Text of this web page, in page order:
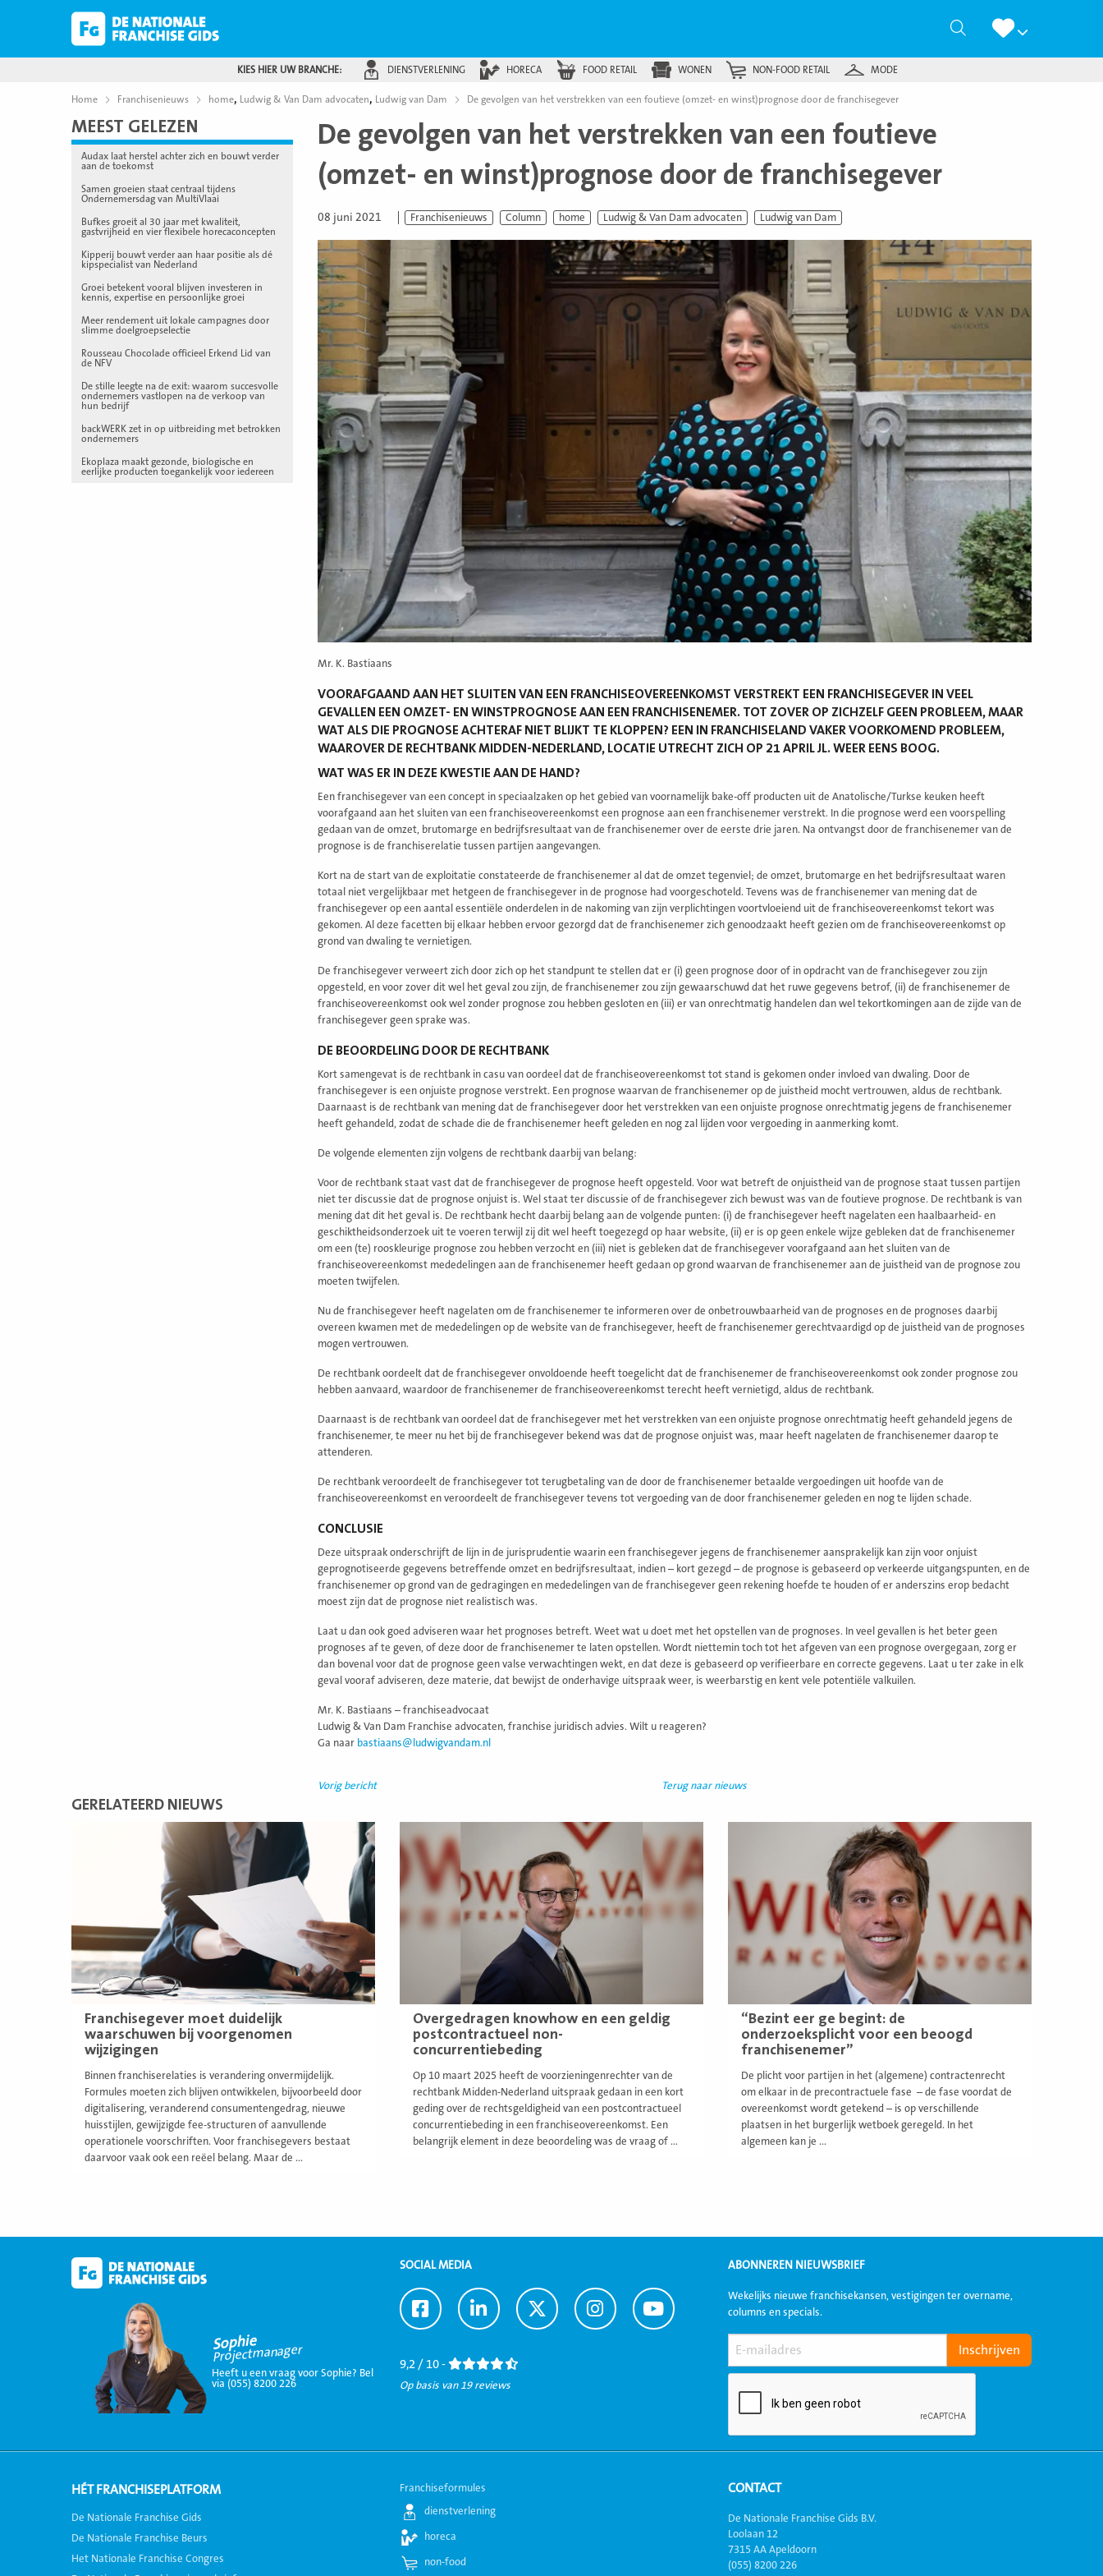
Zoeken
KIES HIER UW BRANCHE: DIENSTVERLENING HORECA FOOD RETAIL WONEN NON-FOOD RETAIL MODE
Home Franchisenieuws home, Ludwig & Van Dam advocaten, Ludwig van Dam De gevolgen van het verstrekken van een foutieve (omzet- en winst)prognose door de franchisegever
MEEST GELEZEN
Audax laat herstel achter zich en bouwt verder
aan de toekomst
Samen groeien staat centraal tijdens
Ondernemersdag van MultiVlaai
Bufkes groeit al 30 jaar met kwaliteit,
gastvrijheid en vier flexibele horecaconcepten
Kipperij bouwt verder aan haar positie als dé
kipspecialist van Nederland
Groei betekent vooral blijven investeren in
kennis, expertise en persoonlijke groei
Meer rendement uit lokale campagnes door
slimme doelgroepselectie
Rousseau Chocolade officieel Erkend Lid van
de NFV
De stille leegte na de exit: waarom succesvolle
ondernemers vastlopen na de verkoop van
hun bedrijf
backWERK zet in op uitbreiding met betrokken
ondernemers
Ekoplaza maakt gezonde, biologische en
eerlijke producten toegankelijk voor iedereen
De gevolgen van het verstrekken van een foutieve
(omzet- en winst)prognose door de franchisegever
08 juni 2021 Franchisenieuws Column home Ludwig & Van Dam advocaten Ludwig van Dam
Mr. K. Bastiaans
VOORAFGAAND AAN HET SLUITEN VAN EEN FRANCHISEOVEREENKOMST VERSTREKT EEN FRANCHISEGEVER IN VEEL
GEVALLEN EEN OMZET- EN WINSTPROGNOSE AAN EEN FRANCHISENEMER. TOT ZOVER OP ZICHZELF GEEN PROBLEEM, MAAR
WAT ALS DIE PROGNOSE ACHTERAF NIET BLIJKT TE KLOPPEN? EEN IN FRANCHISELAND VAKER VOORKOMEND PROBLEEM,
WAAROVER DE RECHTBANK MIDDEN-NEDERLAND, LOCATIE UTRECHT ZICH OP 21 APRIL JL. WEER EENS BOOG.
WAT WAS ER IN DEZE KWESTIE AAN DE HAND?
Een franchisegever van een concept in speciaalzaken op het gebied van voornamelijk bake-off producten uit de Anatolische/Turkse keuken heeft
voorafgaand aan het sluiten van een franchiseovereenkomst een prognose aan een franchisenemer verstrekt. In die prognose werd een voorspelling
gedaan van de omzet, brutomarge en bedrijfsresultaat van de franchisenemer over de eerste drie jaren. Na ontvangst door de franchisenemer van de
prognose is de franchiserelatie tussen partijen aangevangen.
Kort na de start van de exploitatie constateerde de franchisenemer al dat de omzet tegenviel; de omzet, brutomarge en het bedrijfsresultaat waren
totaal niet vergelijkbaar met hetgeen de franchisegever in de prognose had voorgeschoteld. Tevens was de franchisenemer van mening dat de
franchisegever op een aantal essentiële onderdelen in de nakoming van zijn verplichtingen voortvloeiend uit de franchiseovereenkomst tekort was
gekomen. Al deze facetten bij elkaar hebben ervoor gezorgd dat de franchisenemer zich genoodzaakt heeft gezien om de franchiseovereenkomst op
grond van dwaling te vernietigen.
De franchisegever verweert zich door zich op het standpunt te stellen dat er (i) geen prognose door of in opdracht van de franchisegever zou zijn
opgesteld, en voor zover dit wel het geval zou zijn, de franchisenemer zou zijn gewaarschuwd dat het ruwe gegevens betrof, (ii) de franchisenemer de
franchiseovereenkomst ook wel zonder prognose zou hebben gesloten en (iii) er van onrechtmatig handelen dan wel tekortkomingen aan de zijde van de
franchisegever geen sprake was.
DE BEOORDELING DOOR DE RECHTBANK
Kort samengevat is de rechtbank in casu van oordeel dat de franchiseovereenkomst tot stand is gekomen onder invloed van dwaling. Door de
franchisegever is een onjuiste prognose verstrekt. Een prognose waarvan de franchisenemer op de juistheid mocht vertrouwen, aldus de rechtbank.
Daarnaast is de rechtbank van mening dat de franchisegever door het verstrekken van een onjuiste prognose onrechtmatig jegens de franchisenemer
heeft gehandeld, zodat de schade die de franchisenemer heeft geleden en nog zal lijden voor vergoeding in aanmerking komt.
De volgende elementen zijn volgens de rechtbank daarbij van belang:
Voor de rechtbank staat vast dat de franchisegever de prognose heeft opgesteld. Voor wat betreft de onjuistheid van de prognose staat tussen partijen
niet ter discussie dat de prognose onjuist is. Wel staat ter discussie of de franchisegever zich bewust was van de foutieve prognose. De rechtbank is van
mening dat dit het geval is. De rechtbank hecht daarbij belang aan de volgende punten: (i) de franchisegever heeft nagelaten een haalbaarheid- en
geschiktheidsonderzoek uit te voeren terwijl zij dit wel heeft toegezegd op haar website, (ii) er is op geen enkele wijze gebleken dat de franchisenemer
om een (te) rooskleurige prognose zou hebben verzocht en (iii) niet is gebleken dat de franchisegever voorafgaand aan het sluiten van de
franchiseovereenkomst mededelingen aan de franchisenemer heeft gedaan op grond waarvan de franchisenemer aan de juistheid van de prognose zou
moeten twijfelen.
Nu de franchisegever heeft nagelaten om de franchisenemer te informeren over de onbetrouwbaarheid van de prognoses en de prognoses daarbij
overeen kwamen met de mededelingen op de website van de franchisegever, heeft de franchisenemer gerechtvaardigd op de juistheid van de prognoses
mogen vertrouwen.
De rechtbank oordeelt dat de franchisegever onvoldoende heeft toegelicht dat de franchisenemer de franchiseovereenkomst ook zonder prognose zou
hebben aanvaard, waardoor de franchisenemer de franchiseovereenkomst terecht heeft vernietigd, aldus de rechtbank.
Daarnaast is de rechtbank van oordeel dat de franchisegever met het verstrekken van een onjuiste prognose onrechtmatig heeft gehandeld jegens de
franchisenemer, te meer nu het bij de franchisegever bekend was dat de prognose onjuist was, maar heeft nagelaten de franchisenemer daarop te
attenderen.
De rechtbank veroordeelt de franchisegever tot terugbetaling van de door de franchisenemer betaalde vergoedingen uit hoofde van de
franchiseovereenkomst en veroordeelt de franchisegever tevens tot vergoeding van de door franchisenemer geleden en nog te lijden schade.
CONCLUSIE
Deze uitspraak onderschrijft de lijn in de jurisprudentie waarin een franchisegever jegens de franchisenemer aansprakelijk kan zijn voor onjuist
geprognotiseerde gegevens betreffende omzet en bedrijfsresultaat, indien – kort gezegd – de prognose is gebaseerd op verkeerde uitgangspunten, en de
franchisenemer op grond van de gedragingen en mededelingen van de franchisegever geen rekening hoefde te houden of er anderszins erop bedacht
moest zijn dat de prognose niet realistisch was.
Laat u dan ook goed adviseren waar het prognoses betreft. Weet wat u doet met het opstellen van de prognoses. In veel gevallen is het beter geen
prognoses af te geven, of deze door de franchisenemer te laten opstellen. Wordt niettemin toch tot het afgeven van een prognose overgegaan, zorg er
dan bovenal voor dat de prognose geen valse verwachtingen wekt, en dat deze is gebaseerd op verifieerbare en correcte gegevens. Laat u ter zake in elk
geval vooraf adviseren, deze materie, dat bewijst de onderhavige uitspraak weer, is weerbarstig en kent vele potentiële valkuilen.
Mr. K. Bastiaans – franchiseadvocaat
Ludwig & Van Dam Franchise advocaten, franchise juridisch advies. Wilt u reageren?
Ga naar bastiaans@ludwigvandam.nl
Vorig bericht Terug naar nieuws
GERELATEERD NIEUWS
Franchisegever moet duidelijk
waarschuwen bij voorgenomen
wijzigingen
Binnen franchiserelaties is verandering onvermijdelijk.
Formules moeten zich blijven ontwikkelen, bijvoorbeeld door
digitalisering, veranderend consumentengedrag, nieuwe
huisstijlen, gewijzigde fee-structuren of aanvullende
operationele voorschriften. Voor franchisegevers bestaat
daarvoor vaak ook een reëel belang. Maar de ...
Overgedragen knowhow en een geldig
postcontractueel non-
concurrentiebeding
Op 10 maart 2025 heeft de voorzieningenrechter van de
rechtbank Midden-Nederland uitspraak gedaan in een kort
geding over de rechtsgeldigheid van een postcontractueel
concurrentiebeding in een franchiseovereenkomst. Een
belangrijk element in deze beoordeling was de vraag of ...
Lees
meer
“Bezint eer ge begint: de
onderzoeksplicht voor een beoogd
franchisenemer”
De plicht voor partijen in het (algemene) contractenrecht
om elkaar in de precontractuele fase – de fase voordat de
overeenkomst wordt getekend – is op verschillende
plaatsen in het burgerlijk wetboek geregeld. In het
algemeen kan je ...
Sophie
Projectmanager
Heeft u een vraag voor Sophie? Bel
via (055) 8200 226
SOCIAL MEDIA
Ga
naar
Ga
naar
Ga
naar
Ga
naar
Ga
naar
9,2 / 10 -
Op basis van 19 reviews
ABONNEREN NIEUWSBRIEF
Wekelijks nieuwe franchisekansen, vestigingen ter overname,
columns en specials.
HÉT FRANCHISEPLATFORM
De Nationale Franchise Gids
De Nationale Franchise Beurs
Het Nationale Franchise Congres
Franchiseformules
dienstverlening
horeca
non-food
CONTACT
De Nationale Franchise Gids B.V.
Loolaan 12
7315 AA Apeldoorn
(055) 8200 226